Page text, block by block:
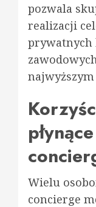
pozwala
realizacji
prywatnych
Wielu
concierge